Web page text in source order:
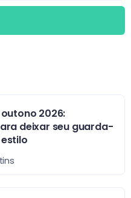
2026:
deixar seu guarda-